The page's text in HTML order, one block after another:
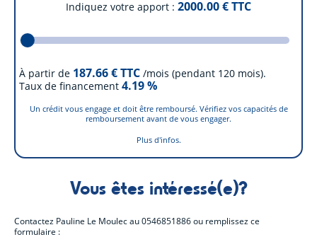
Indiquez votre apport 2000.00€ TTC
À partir de 187.66€ TTC /mois (pendant 120 mois).
Taux de financement 4.19%
Un crédit vous engage et doit être remboursé. Vérifiez vos capacités de
remboursement avant de vous engager.
Plus d'infos.
Vous êtes intéressé(e)?
Contactez Pauline Le Moulecau0546851886ou remplissez ce
formulaire :